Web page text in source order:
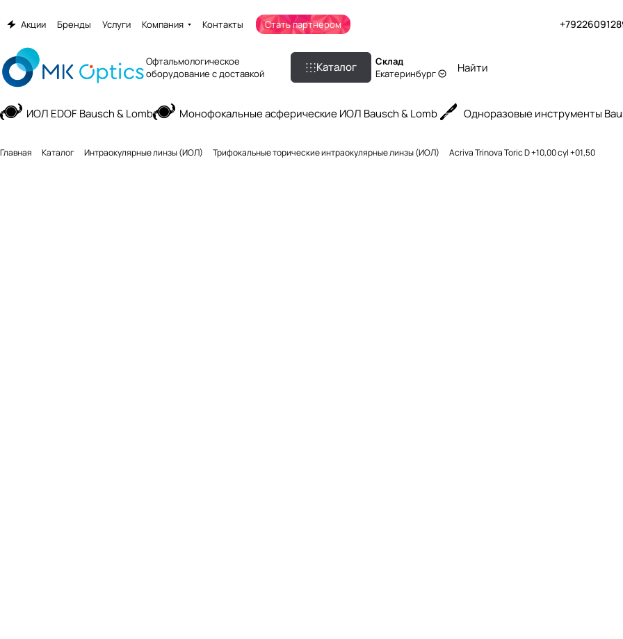
Акции Бренды Услуги Компания Контакты Стать партнером
Офтальмологическое
оборудование с доставкой
Каталог
Склад
Екатеринбург
ИОЛ EDOF Bausch & Lomb Монофокальные асферические ИОЛ Bausch & Lomb Одноразовые инструменты
Главная Каталог Интраокулярные линзы (ИОЛ) Трифокальные торические интраокулярные линзы (ИОЛ) Acriva Trinova Toric D +10,00 cyl +01,50